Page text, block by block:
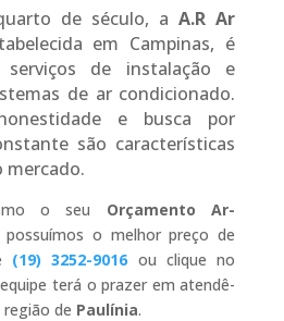
de século, aA.R Ar
em Campinas, é
serviços de instalação e
de ar condicionado.
e busca por
são características
mercado.
o seu Orçamento Ar-
possuímos o melhor preço de
(19) 3252-9016 ou clique no
terá o prazer em atendê-
de Paulínia.